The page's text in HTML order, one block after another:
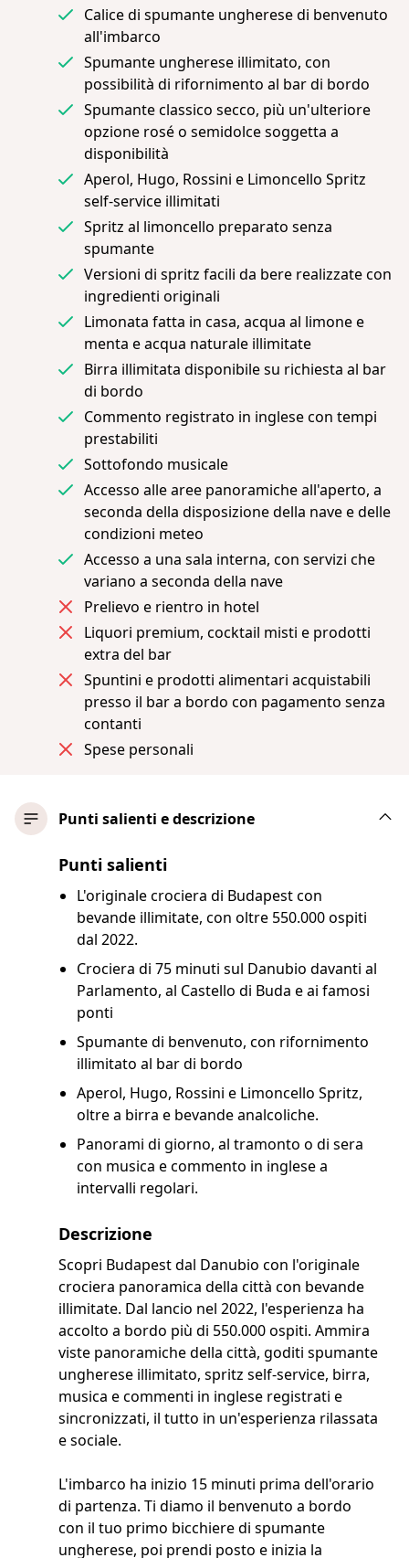
Calice di spumante ungherese di benvenuto
all'imbarco
Spumante ungherese illimitato, con
possibilità di rifornimento al bar di bordo
Spumante classico secco, più un'ulteriore
opzione rosé o semidolce soggetta a
disponibilità
Aperol, Hugo, Rossini e Limoncello Spritz
self-service illimitati
Spritz al limoncello preparato senza
spumante
Versioni di spritz facili da bere realizzate con
ingredienti originali
Limonata fatta in casa, acqua al limone e
menta e acqua naturale illimitate
Birra illimitata disponibile su richiesta al bar
di bordo
Commento registrato in inglese con tempi
prestabiliti
Sottofondo musicale
Accesso alle aree panoramiche all'aperto, a
seconda della disposizione della nave e delle
condizioni meteo
Accesso a una sala interna, con servizi che
variano a seconda della nave
Prelievo e rientro in hotel
Liquori premium, cocktail misti e prodotti
extra del bar
Spuntini e prodotti alimentari acquistabili
presso il bar a bordo con pagamento senza
contanti
Spese personali
Punti salienti e descrizione
Punti salienti
L'originale crociera di Budapest con
bevande illimitate, con oltre 550.000 ospiti
dal 2022.
Crociera di 75 minuti sul Danubio davanti al
Parlamento, al Castello di Buda e ai famosi
ponti
Spumante di benvenuto, con rifornimento
illimitato al bar di bordo
Aperol, Hugo, Rossini e Limoncello Spritz,
oltre a birra e bevande analcoliche.
Panorami di giorno, al tramonto o di sera
con musica e commento in inglese a
intervalli regolari.
Descrizione
Scopri Budapest dal Danubio con l'originale
crociera panoramica della città con bevande
illimitate. Dal lancio nel 2022, l'esperienza ha
accolto a bordo più di 550.000 ospiti. Ammira
viste panoramiche della città, goditi spumante
ungherese illimitato, spritz self-service, birra,
musica e commenti in inglese registrati e
sincronizzati, il tutto in un'esperienza rilassata
e sociale.
L'imbarco ha inizio 15 minuti prima dell'orario
di partenza. Ti diamo il benvenuto a bordo
con il tuo primo bicchiere di spumante
ungherese, poi prendi posto e inizia la